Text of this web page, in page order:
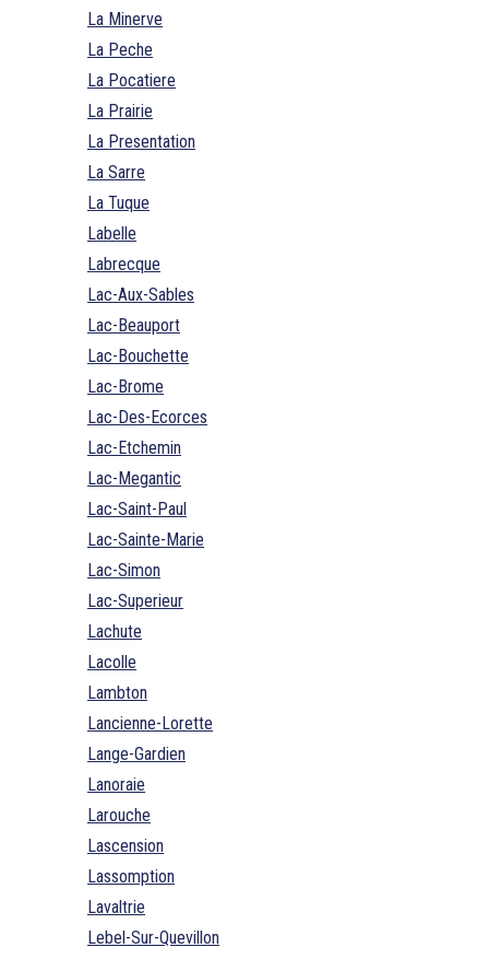
La Minerve
La Peche
La Pocatiere
La Prairie
La Presentation
La Sarre
La Tuque
Labelle
Labrecque
Lac-Aux-Sables
Lac-Beauport
Lac-Bouchette
Lac-Brome
Lac-Des-Ecorces
Lac-Etchemin
Lac-Megantic
Lac-Saint-Paul
Lac-Sainte-Marie
Lac-Simon
Lac-Superieur
Lachute
Lacolle
Lambton
Lancienne-Lorette
Lange-Gardien
Lanoraie
Larouche
Lascension
Lassomption
Lavaltrie
Lebel-Sur-Quevillon